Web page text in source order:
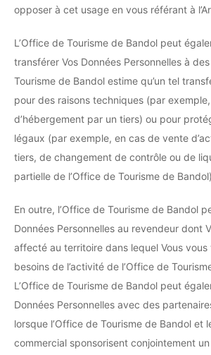
opposer à cet usage en vous référant à
L’Office de Tourisme de Bandol peut
transférer Vos Données Personnelles à
Tourisme de Bandol estime qu’un tel
pour des raisons techniques (par
d’hébergement par un tiers) ou pour
légaux (par exemple, en cas de vente
tiers, de changement de contrôle ou de
partielle de l’Office de Tourisme de
En outre, l’Office de Tourisme de Bandol
Données Personnelles au revendeur dont
affecté au territoire dans lequel Vous
besoins de l’activité de l’Office de
L’Office de Tourisme de Bandol peut
Données Personnelles avec des
lorsque l’Office de Tourisme de Bandol et
commercial sponsorisent conjointement